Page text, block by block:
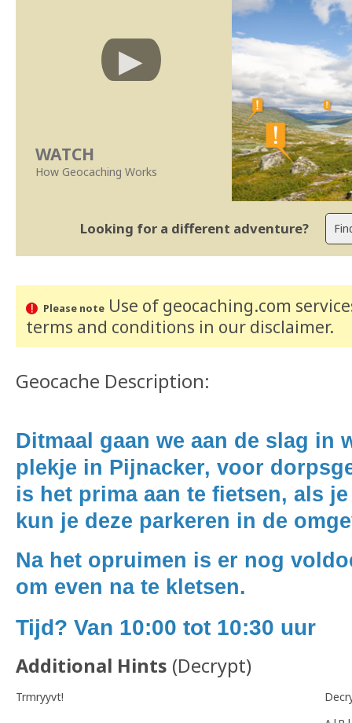
WATCH
How Geocaching Works
Looking for a different adventure?
Please noteUse of geocaching.com
terms and conditions in our disclaimer.
Geocache Description:
Ditmaal gaan we aan de slag in
plekje in Pijnacker, voor
is het prima aan te fietsen, als
kun je deze parkeren in de
Na het opruimen is er nog
om even na te kletsen.
Tijd? Van 10:00 tot 10:30 uur
Additional Hints (Decrypt)
Trmryyvt!